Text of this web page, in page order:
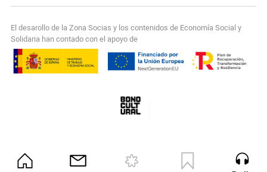
El desarollo de la Zona Socias y los contenidos de Economía Social y
Solidaria han contado con el apoyo de